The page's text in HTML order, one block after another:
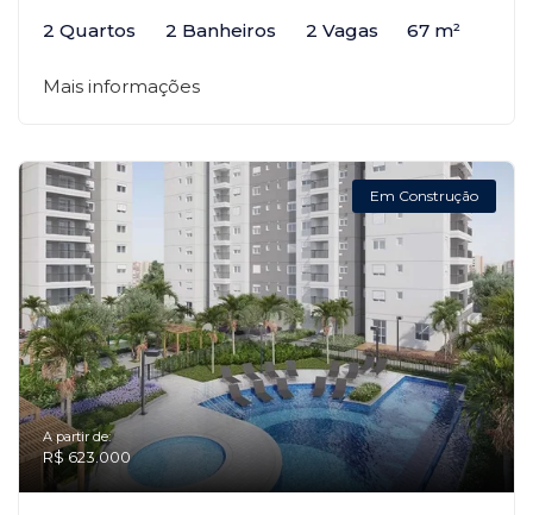
2 Quartos 2 Banheiros 2 Vagas 67 m²
Mais informações
Em Construção
A partir de:
R$ 623.000